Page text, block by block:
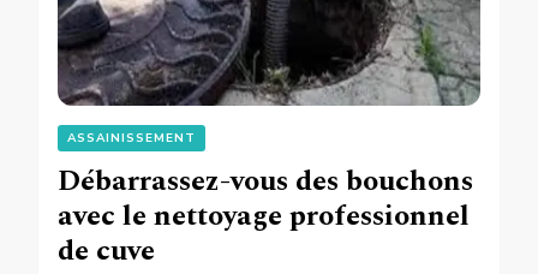
ASSAINISSEMENT
Débarrassez-vous des bouchons
avec le nettoyage professionnel
de cuve